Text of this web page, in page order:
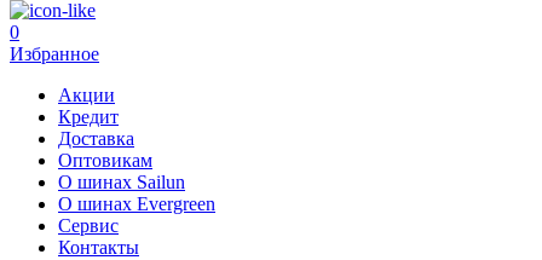
0
Избранное
Акции
Кредит
Доставка
Оптовикам
О шинах Sailun
О шинах Evergreen
Сервис
Контакты